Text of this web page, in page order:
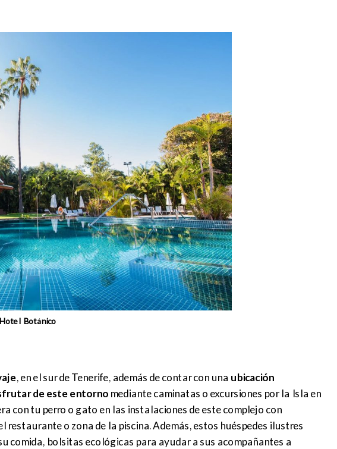
Botánico
, en el sur de Tenerife, además de contar con una ubicación
de este entorno mediante caminatas o excursiones por la Isla en
con tu perro o gato en las instalaciones de este complejo con
restaurante o zona de la piscina. Además, estos huéspedes ilustres
comida, bolsitas ecológicas para ayudar a sus acompañantes a